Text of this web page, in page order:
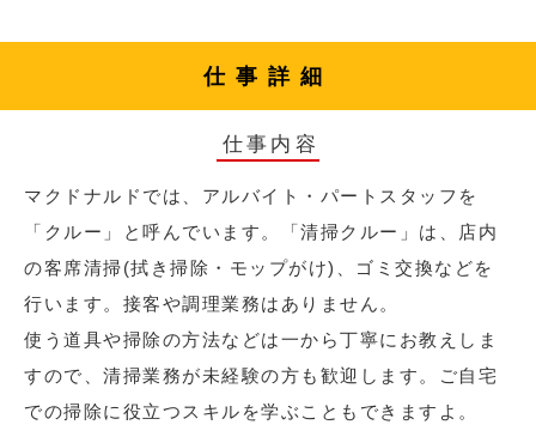
仕事詳細
仕事内容
マクドナルドでは、アルバイト・パートスタッフを
「クルー」と呼んでいます。「清掃クルー」は、店内
の客席清掃(拭き掃除・モップがけ)、ゴミ交換などを
行います。接客や調理業務はありません。
使う道具や掃除の方法などは一から丁寧にお教えしま
すので、清掃業務が未経験の方も歓迎します。ご自宅
での掃除に役立つスキルを学ぶこともできますよ。